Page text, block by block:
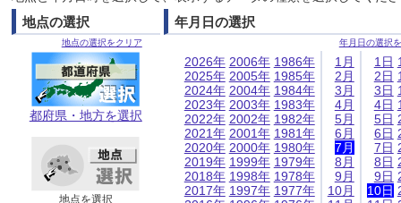
地点の選択
地点の選択をクリア
都府県・地方を選択
地点を選択
年月日の選択
年月日の選択
2026年
2025年
2024年
2023年
2022年
2021年
2020年
2019年
2018年
2017年
2006年
2005年
2004年
2003年
2002年
2001年
2000年
1999年
1998年
1997年
1986年
1985年
1984年
1983年
1982年
1981年
1980年
1979年
1978年
1977年
1月
2月
3月
4月
5月
6月
7月
8月
9月
10月
1日
2日
3日
4日
5日
6日
7日
8日
9日
10日